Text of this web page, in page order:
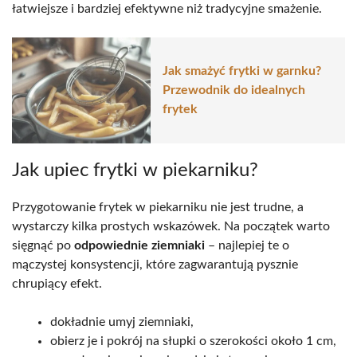
łatwiejsze i bardziej efektywne niż tradycyjne smażenie.
Jak smażyć frytki w garnku?
Przewodnik do idealnych
frytek
Jak upiec frytki w piekarniku?
Przygotowanie frytek w piekarniku nie jest trudne, a
wystarczy kilka prostych wskazówek. Na początek warto
sięgnąć po odpowiednie ziemniaki – najlepiej te o
mączystej konsystencji, które zagwarantują pysznie
chrupiący efekt.
dokładnie umyj ziemniaki,
obierz je i pokrój na słupki o szerokości około 1 cm,